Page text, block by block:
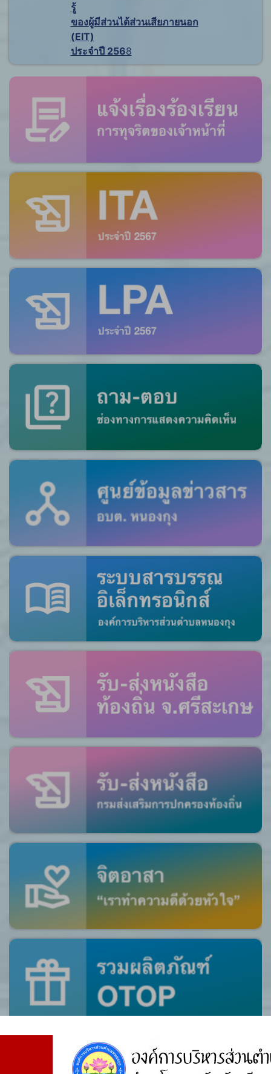
รู้
ของผู้มีส่วนได้ส่วนเสียภายนอก
(EIT)
ประจำปี 2568